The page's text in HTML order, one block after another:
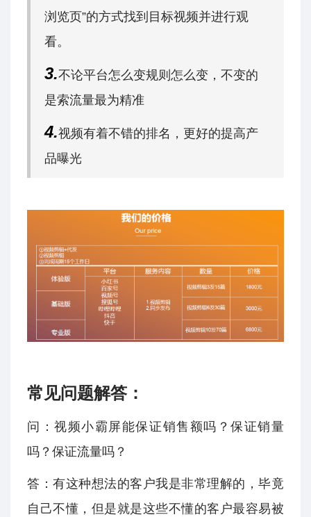
浏览页”的方式找到目标视频并进行观
看。
3.不论平台怎么变规则怎么变，不变的
是索流量最为精准
4.视频有着不错的排名，更好的提高产
品曝光
常见问题解答：
问：视频小霸屏能保证销售额吗？保证销量
吗？保证流量吗？
答：有这种想法的客户我是非常理解的，毕竟
自己不懂，但是就是这些不懂的客户最容易被